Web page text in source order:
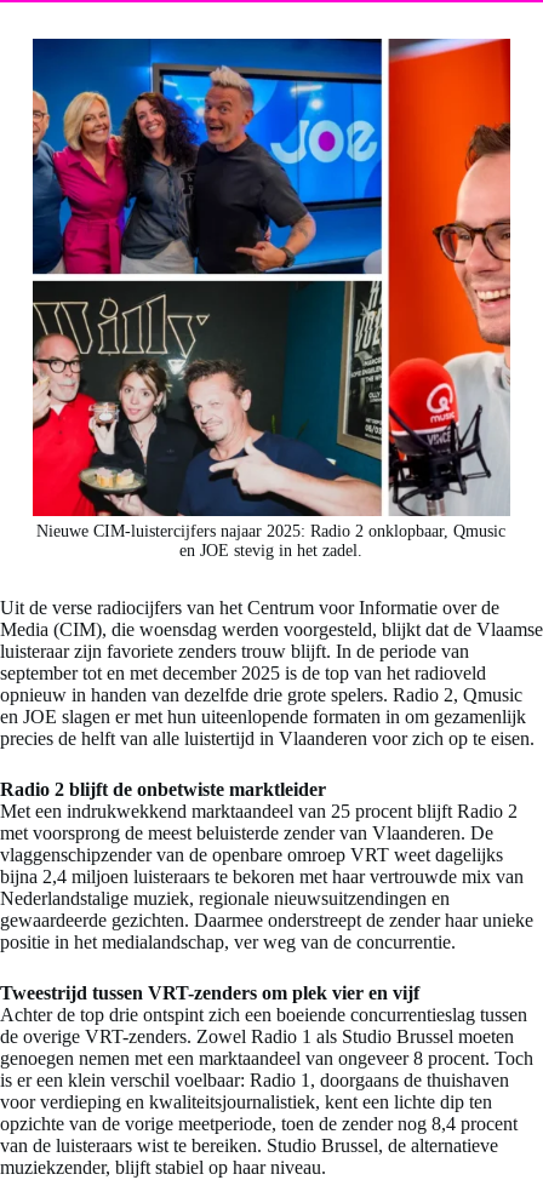
Nieuwe CIM-luistercijfers najaar 2025: Radio 2 onklopbaar, Qmusic
en JOE stevig in het zadel.
Uit de verse radiocijfers van het Centrum voor Informatie over de
Media (CIM), die woensdag werden voorgesteld, blijkt dat de Vlaamse
luisteraar zijn favoriete zenders trouw blijft. In de periode van
september tot en met december 2025 is de top van het radioveld
opnieuw in handen van dezelfde drie grote spelers. Radio 2, Qmusic
en JOE slagen er met hun uiteenlopende formaten in om gezamenlijk
precies de helft van alle luistertijd in Vlaanderen voor zich op te eisen.
Radio 2 blijft de onbetwiste marktleider
Met een indrukwekkend marktaandeel van 25 procent blijft Radio 2
met voorsprong de meest beluisterde zender van Vlaanderen. De
vlaggenschipzender van de openbare omroep VRT weet dagelijks
bijna 2,4 miljoen luisteraars te bekoren met haar vertrouwde mix van
Nederlandstalige muziek, regionale nieuwsuitzendingen en
gewaardeerde gezichten. Daarmee onderstreept de zender haar unieke
positie in het medialandschap, ver weg van de concurrentie.
Tweestrijd tussen VRT-zenders om plek vier en vijf
Achter de top drie ontspint zich een boeiende concurrentieslag tussen
de overige VRT-zenders. Zowel Radio 1 als Studio Brussel moeten
genoegen nemen met een marktaandeel van ongeveer 8 procent. Toch
is er een klein verschil voelbaar: Radio 1, doorgaans de thuishaven
voor verdieping en kwaliteitsjournalistiek, kent een lichte dip ten
opzichte van de vorige meetperiode, toen de zender nog 8,4 procent
van de luisteraars wist te bereiken. Studio Brussel, de alternatieve
muziekzender, blijft stabiel op haar niveau.